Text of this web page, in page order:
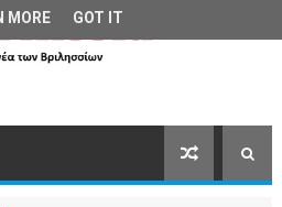
MORE GOT IT